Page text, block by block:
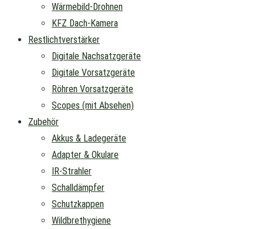
Wärmebild-Drohnen
KFZ Dach-Kamera
Restlichtverstärker
Digitale Nachsatzgeräte
Digitale Vorsatzgeräte
Röhren Vorsatzgeräte
Scopes (mit Absehen)
Zubehör
Akkus & Ladegeräte
Adapter & Okulare
IR-Strahler
Schalldämpfer
Schutzkappen
Wildbrethygiene